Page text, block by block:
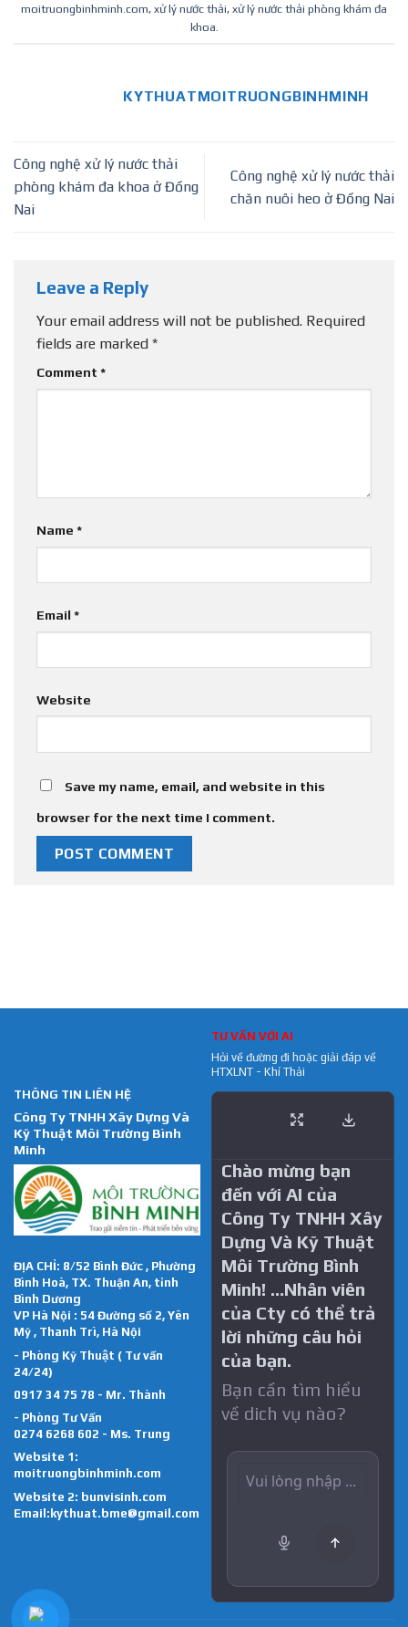
moitruongbinhminh.com, xử lý nước thải, xử lý nước thải phòng khám đa
khoa
KYTHUATMOITRUONGBINHMINH
Công nghệ xử lý nước thải
phòng khám đa khoa ở Đồng
Nai
Công nghệ xử lý nước thải
chăn nuôi heo ở Đồng Nai
Leave a Reply
Your email address will not be published. Required
fields are marked *
Comment *
Name *
Email *
Website
Save my name, email, and website in this
browser for the next time I comment.
THÔNG TIN LIÊN HỆ
Công Ty TNHH Xây Dựng Và
Kỹ Thuật Môi Trường Bình
Minh
ĐỊA CHỈ: 8/52 Bình Đức , Phường
Bình Hoà, TX. Thuận An, tỉnh
Bình Dương
VP Hà Nội : 54 Đường số 2, Yên
Mỹ , Thanh Trì, Hà Nội
- Phòng Kỹ Thuật ( Tư vấn
24/24)
0917 34 75 78 - Mr. Thành
- Phòng Tư Vấn
0274 6268 602 - Ms. Trung
Website 1:
moitruongbinhminh.com
Website 2: bunvisinh.com
Email:kythuat.bme@gmail.com
TƯ VẤN VỚI AI
Hỏi về đường đi hoặc giải đáp về
HTXLNT - Khí Thải
Chào mừng bạn
đến với AI của
Công Ty TNHH Xây
Dựng Và Kỹ Thuật
Môi Trường Bình
Minh! …Nhân viên
của Cty có thể trả
lời những câu hỏi
của bạn.
Bạn cần tìm hiểu
về dich vụ nào?